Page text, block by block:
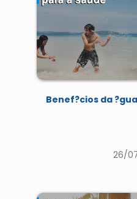
Benef?cios da
26/